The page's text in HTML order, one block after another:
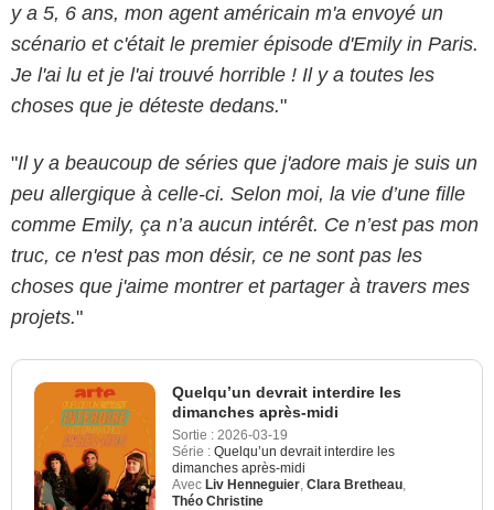
y a 5, 6 ans, mon agent américain m'a envoyé un
scénario et c'était le premier épisode d'Emily in Paris.
Je l'ai lu et je l'ai trouvé horrible ! Il y a toutes les
choses que je déteste dedans."
"Il y a beaucoup de séries que j'adore mais je suis un
peu allergique à celle-ci. Selon moi, la vie d’une fille
comme Emily, ça n’a aucun intérêt. Ce n’est pas mon
truc, ce n'est pas mon désir, ce ne sont pas les
choses que j'aime montrer et partager à travers mes
projets."
Quelqu’un devrait interdire les
dimanches après-midi
Sortie : 2026-03-19
Série : Quelqu’un devrait interdire les
dimanches après-midi
Avec Liv Henneguier Clara Bretheau
Théo Christine